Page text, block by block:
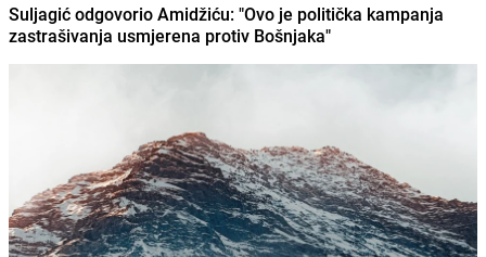
Suljagić odgovorio Amidžiću: "Ovo je politička kampanja
zastrašivanja usmjerena protiv Bošnjaka"